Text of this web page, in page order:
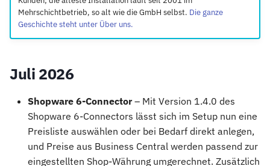
l
Mehrschichtbetrieb, so alt wie die GmbH selbst. Die ganze
Geschichte steht unter Über uns.
Juli 2026
Shopware 6-Connector– Mit Version 1.4.0 des
Shopware 6-Connectors lässt sich im Setup nun eine
Preisliste auswählen oder bei Bedarf direkt anlegen,
und Preise aus Business Central werden passend zur
eingestellten Shop-Währung umgerechnet. Zusätzlich